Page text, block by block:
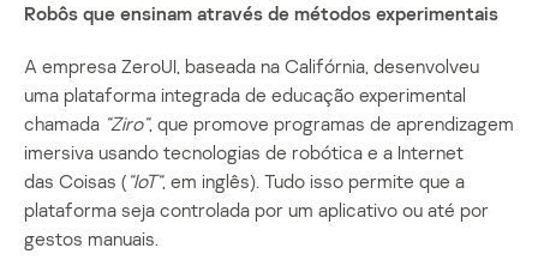
Robôs que ensinam através de métodos experimentais
A empresa ZeroUI, baseada na Califórnia, desenvolveu
uma plataforma integrada de educação experimental
chamada “Ziro“, que promove programas de aprendizagem
imersiva usando tecnologias de robótica e a Internet
das Coisas ( “IoT“, em inglês). Tudo isso permite que a
plataforma seja controlada por um aplicativo ou até por
gestos manuais.